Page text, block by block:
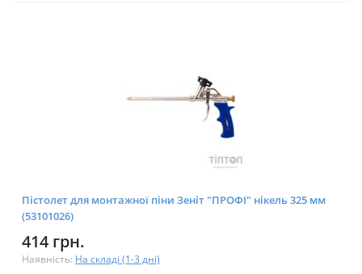
Пістолет для монтажної піни Зеніт "ПРОФІ" нікель 325 мм
(53101026)
414 грн.
Наявність: На складі (1-3 дні)